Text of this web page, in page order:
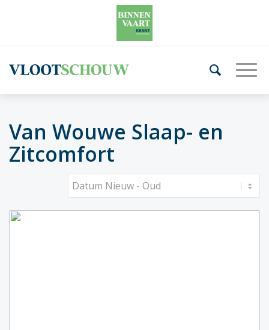
Van Wouwe Slaap- en
Zitcomfort